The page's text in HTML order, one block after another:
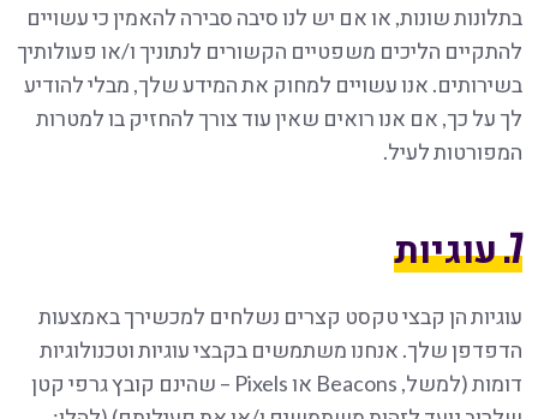
בתלונות שונות, או אם יש לנו סיבה סבירה להאמין כי עשויים
להתקיים הליכים משפטיים הקשורים לנתוניך ו/או פעולותיך
בשירותים. אנו עשויים למחוק את המידע שלך, מבלי להודיע
לך על כך, אם אנו רואים שאין עוד צורך להחזיק בו למטרות
המפורטות לעיל.
7. עוגיות
עוגיות הן קבצי טקסט קצרים נשלחים למכשירך באמצעות
הדפדפן שלך. אנחנו משתמשים בקבצי עוגיות וטכנולוגיות
דומות (למשל, Beacons או Pixels – שהינם קובץ גרפי קטן